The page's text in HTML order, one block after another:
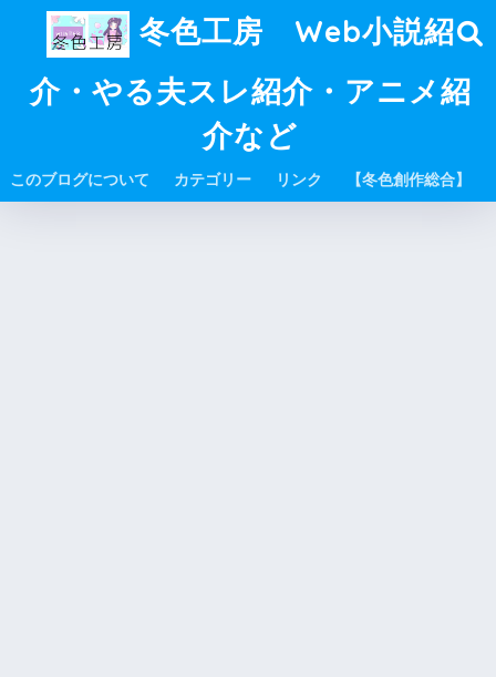
冬色工房 Web小説紹
介・やる夫スレ紹介・アニメ紹
介など
このブログについて カテゴリー リンク 【冬色創作総合】